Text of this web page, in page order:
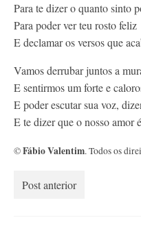
Para te dizer o quanto sinto
Para poder ver teu rosto feliz
E declamar os versos que
Vamos derrubar juntos a
E sentirmos um forte e
E poder escutar sua voz,
E te dizer que o nosso amor
©Fábio Valentim. Todos os
Post anterior